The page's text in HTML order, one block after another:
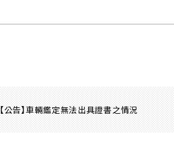
【公告】車輛鑑定無法出具證書之情況